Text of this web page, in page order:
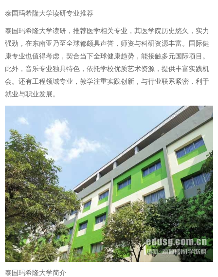
泰国玛希隆大学读研专业推荐
泰国玛希隆大学读研，推荐医学相关专业，其医学院历史悠久，实力
强劲，在东南亚乃至全球都颇具声誉，师资与科研资源丰富。国际健
康专业也值得考虑，契合当下全球健康趋势，能接触多元国际项目。
此外，音乐专业独具特色，依托学校优质艺术资源，提供丰富实践机
会。还有工程领域专业，教学注重实践创新，与行业联系紧密，利于
就业与职业发展。
泰国玛希隆大学简介